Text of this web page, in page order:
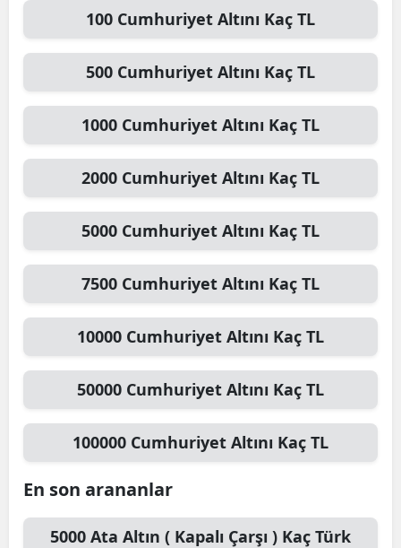
100 Cumhuriyet Altını Kaç TL
500 Cumhuriyet Altını Kaç TL
1000 Cumhuriyet Altını Kaç TL
2000 Cumhuriyet Altını Kaç TL
5000 Cumhuriyet Altını Kaç TL
7500 Cumhuriyet Altını Kaç TL
10000 Cumhuriyet Altını Kaç TL
50000 Cumhuriyet Altını Kaç TL
100000 Cumhuriyet Altını Kaç TL
En son arananlar
5000 Ata Altın ( Kapalı Çarşı ) Kaç Türk